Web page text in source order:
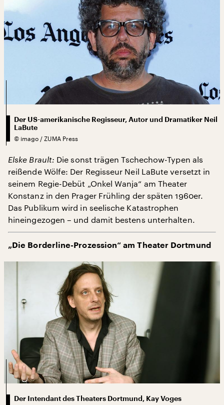
Der US-amerikanische Regisseur, Autor und Dramatiker Neil
LaBute
© imago / ZUMA Press
Elske Brault: Die sonst trägen Tschechow-Typen als
reißende Wölfe: Der Regisseur Neil LaBute versetzt in
seinem Regie-Debüt „Onkel Wanja“ am Theater
Konstanz in den Prager Frühling der späten 1960er.
Das Publikum wird in seelische Katastrophen
hineingezogen – und damit bestens unterhalten.
„Die Borderline-Prozession“ am Theater Dortmund
Der Intendant des Theaters Dortmund, Kay Voges